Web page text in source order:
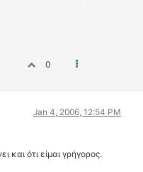
0
Jan 4, 2006, 12:54 PM
και ότι είμαι γρήγορος.